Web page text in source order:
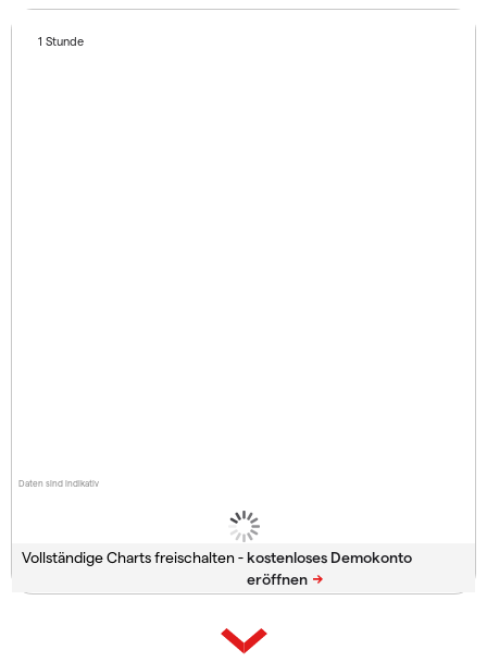
Daten sind indikativ
1 Stunde
Vollständige Charts freischalten -